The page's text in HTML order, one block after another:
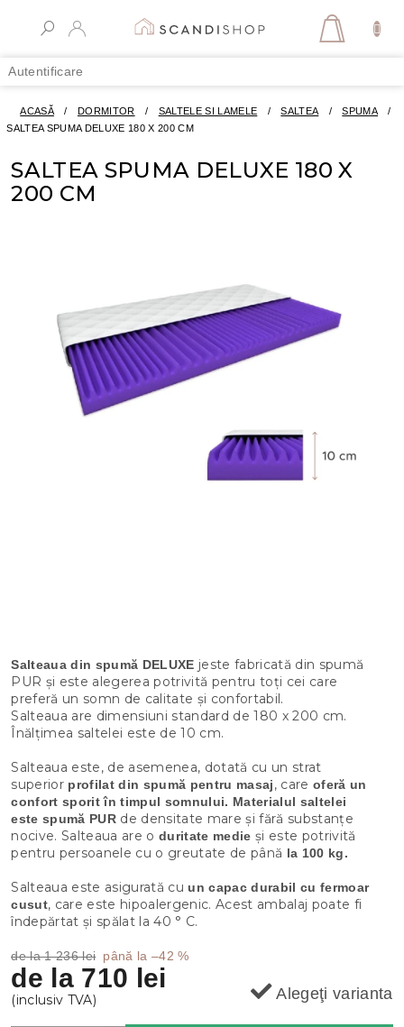
conținut
Autentificare
COŞ
ACASĂ / DORMITOR / SALTELE SI LAMELE / SALTEA / SPUMA
/
SALTEA SPUMA DELUXE 180 X 200 CM
SALTEA SPUMA DELUXE 180 X
200 CM
de la 1 236 lei până la –42 %
de la 710 lei
Alegeţi varianta
Salteaua din spumă DELUXE jeste fabricată din spumă
PUR și este alegerea potrivită pentru toți cei care
preferă un somn de calitate și confortabil.
Salteaua are dimensiuni standard de 180 x 200 cm.
Înălțimea saltelei este de 10 cm.
Salteaua este, de asemenea, dotată cu un strat
superior profilat din spumă pentru masaj, care oferă un
confort sporit în timpul somnului. Materialul saltelei
este spumă PURde densitate mare și fără substanțe
nocive. Salteaua are o duritate medie și este potrivită
pentru persoanele cu o greutate de până la 100 kg.
Salteaua este asigurată cu un capac durabil cu fermoar
cusut, care este hipoalergenic. Acest ambalaj poate fi
îndepărtat și spălat la 40 ° C.